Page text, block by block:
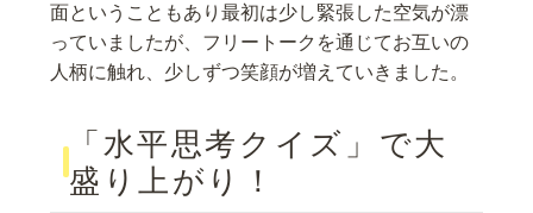
面ということもあり最初は少し緊張した空気が漂
っていましたが、フリートークを通じてお互いの
人柄に触れ、少しずつ笑顔が増えていきました。
「水平思考クイズ」で大
盛り上がり！